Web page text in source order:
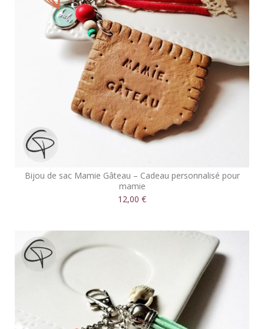
Bijou de sac Mamie Gâteau – Cadeau personnalisé pour
mamie
12,00 €